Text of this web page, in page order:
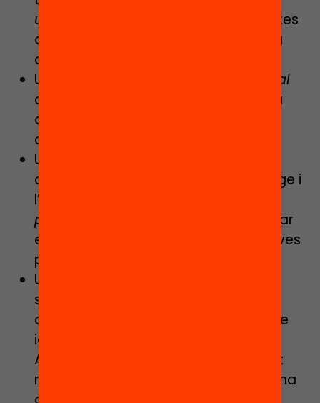
universals
i propostes estiguin obertes
a respostes múltiples i s’adaptin a la
diversitat.
Una escola que té una
mirada global
cap a l’infant, interessant-se pel seu
desenvolupament afectiu, social,
cognitiu i emocional.
Una escola que té l’alumne com a
centre del seu procés d’aprenentatge i
l’involucra en el disseny del seu
personalitzat
amb l’objectiu de liderar
el propi desenvolupament de les seves
potencialitats.
Un centre que valora cadascun dels
seus alumnes i allò que aporten al
col·lectiu i posa la
entre
iguals per davant de la competició.
Aquests aspectes són especialment
rellevants pel desenvolupament d’una